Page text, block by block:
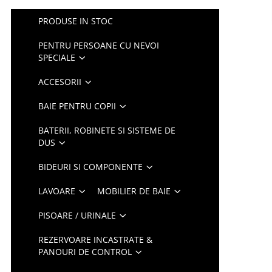
PRODUSE IN STOC
PENTRU PERSOANE CU NEVOI
SPECIALE
ACCESORII
BAIE PENTRU COPII
BATERII, ROBINETE SI SISTEME DE
DUS
BIDEURI SI COMPONENTE
LAVOARE MOBILIER DE BAIE
PISOARE / URINALE
REZERVOARE INCASTRATE &
PANOURI DE CONTROL